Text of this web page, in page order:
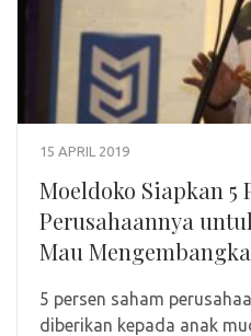
15 APRIL 2019
Moeldoko Siapkan 5
Perusahaannya
Mau
5 persen saham
diberikan kepada anak